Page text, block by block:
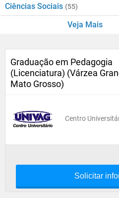
Ciências Sociais (55)
Veja Mais
Graduação em Pedagogia
(Licenciatura) (Várzea
Mato Grosso)
Centro
Solicitar